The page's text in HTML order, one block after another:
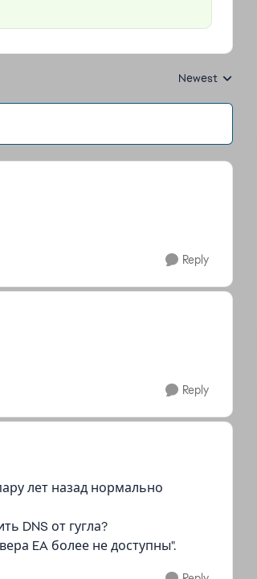
Replies sorted by
Newest
Reply
Reply
лет назад нормально
DNS от гугла?
EA более не доступны".